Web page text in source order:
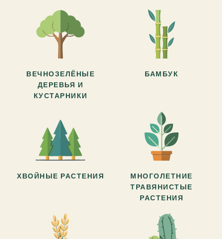
ВЕЧНОЗЕЛЁНЫЕ
ДЕРЕВЬЯ И
КУСТАРНИКИ
БАМБУК
ХВОЙНЫЕ РАСТЕНИЯ
МНОГОЛЕТНИЕ
ТРАВЯНИСТЫЕ
РАСТЕНИЯ